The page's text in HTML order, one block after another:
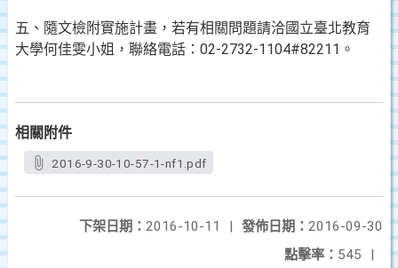
五、隨文檢附實施計畫，若有相關問題請洽國立臺北教育
大學何佳雯小姐，聯絡電話：02-2732-1104#82211。
相關附件
2016-9-30-10-57-1-nf1.pdf
發佈日期： 2016-09-30
下架日期： 2016-10-11
|
點擊率： 545 |